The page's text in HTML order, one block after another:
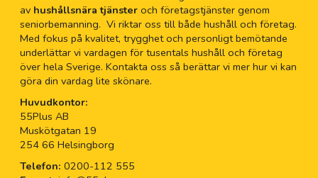
av hushållsnära tjänsteroch företagstjänster genom
seniorbemanning. Vi riktar oss till både hushåll och företag.
Med fokus på kvalitet, trygghet och personligt bemötande
underlättar vi vardagen för tusentals hushåll och företag
över hela Sverige. Kontakta oss så berättar vi mer hur vi kan
göra din vardag lite skönare.
Huvudkontor:
55Plus AB
Muskötgatan 19
254 66 Helsingborg
Telefon: 0200-112 555